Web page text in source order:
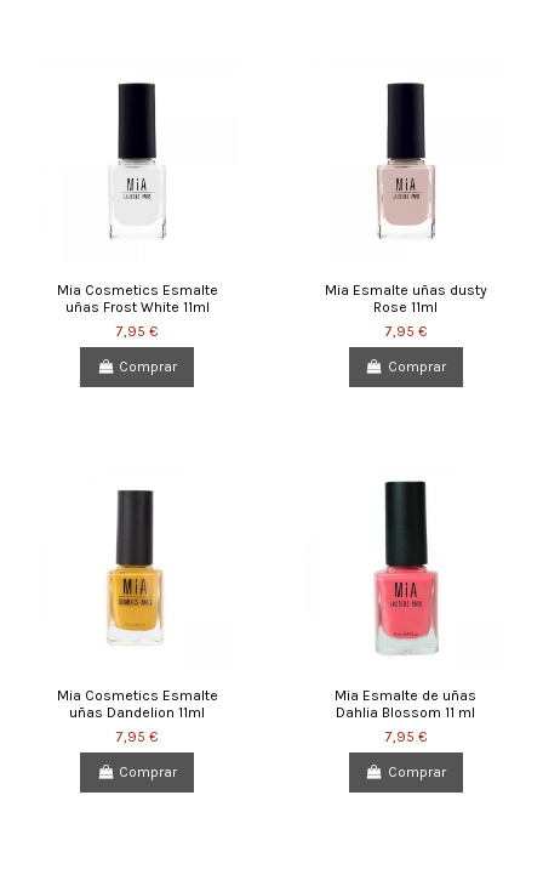
Mia Cosmetics Esmalte
uñas Frost White 11ml
7,95 €
Comprar
Mia Esmalte uñas dusty
Rose 11ml
7,95 €
Comprar
Mia Cosmetics Esmalte
uñas Dandelion 11ml
7,95 €
Comprar
Mia Esmalte de uñas
Dahlia Blossom 11 ml
7,95 €
Comprar